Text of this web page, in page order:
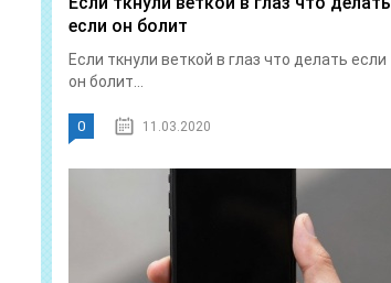
если он болит
Если ткнули веткой в глаз что делать если
он болит...
0 11.03.2020